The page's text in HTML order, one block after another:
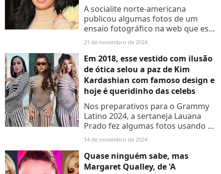
A socialite norte-americana
publicou algumas fotos de um
ensaio fotográfico na web que está
dando o que falar. Veja mais
21 de novembro de 2024
Em 2018, esse vestido com ilusão
de ótica selou a paz de Kim
Kardashian com famoso design e
hoje é queridinho das celebs
Nos preparativos para o Grammy
Latino 2024, a sertaneja Lauana
Prado fez algumas fotos usando o
vestido de malha com
Gaultier por Miami. Mas além da...
14 de novembro de 2024
Quase ninguém sabe, mas
Margaret Qualley, de 'A